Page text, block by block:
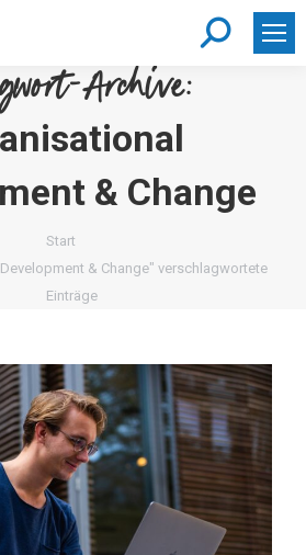
Search:
Archive:
& Change
Start
& Change" verschlagwortete
Einträge